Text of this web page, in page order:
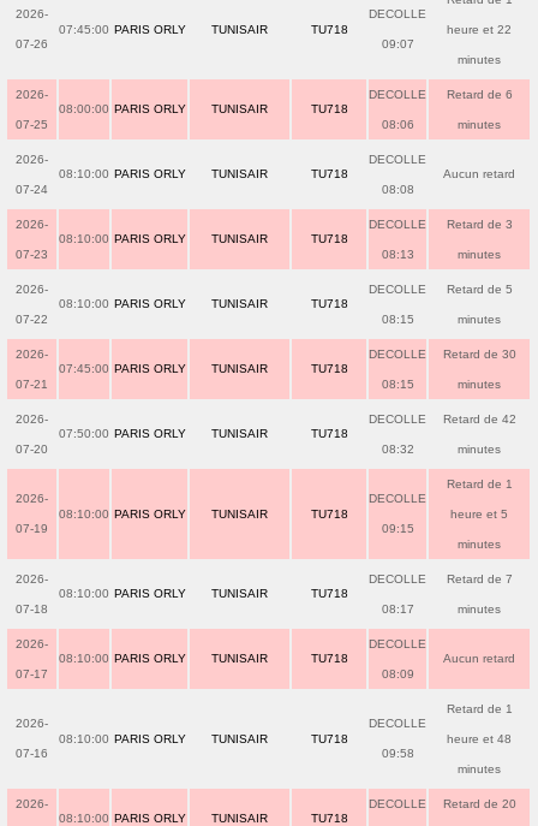
2026-
07-26
07:45:00 PARIS ORLY TUNISAIR TU718
DECOLLE
09:07
heure et 22
minutes
2026-
07-25
08:00:00 PARIS ORLY TUNISAIR TU718
DECOLLE
08:06
Retard de 6
minutes
2026-
07-24
08:10:00 PARIS ORLY TUNISAIR TU718
DECOLLE
08:08
Aucun retard
2026-
07-23
08:10:00 PARIS ORLY TUNISAIR TU718
DECOLLE
08:13
Retard de 3
minutes
2026-
07-22
08:10:00 PARIS ORLY TUNISAIR TU718
DECOLLE
08:15
Retard de 5
minutes
2026-
07-21
07:45:00 PARIS ORLY TUNISAIR TU718
DECOLLE
08:15
Retard de 30
minutes
2026-
07-20
07:50:00 PARIS ORLY TUNISAIR TU718
DECOLLE
08:32
Retard de 42
minutes
2026-
07-19
08:10:00 PARIS ORLY TUNISAIR TU718
DECOLLE
09:15
Retard de 1
heure et 5
minutes
2026-
07-18
08:10:00 PARIS ORLY TUNISAIR TU718
DECOLLE
08:17
Retard de 7
minutes
2026-
07-17
08:10:00 PARIS ORLY TUNISAIR TU718
DECOLLE
08:09
Aucun retard
2026-
07-16
08:10:00 PARIS ORLY TUNISAIR TU718
DECOLLE
09:58
Retard de 1
heure et 48
minutes
2026-
08:10:00 PARIS ORLY TUNISAIR TU718
DECOLLE Retard de 20